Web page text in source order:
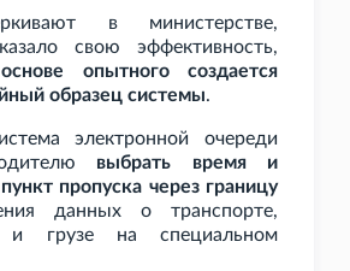
в министерстве,
свою эффективность,
опытного создается
образец системы.
электронной очереди
выбрать время и
пропуска через границу
данных о транспорте,
и грузе на специальном